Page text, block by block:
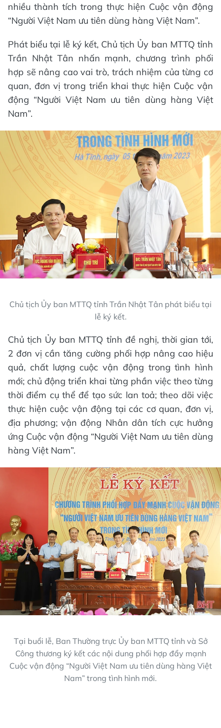
nhiều thành tích trong thực hiện Cuộc vận động
“Người Việt Nam ưu tiên dùng hàng Việt Nam”.
Phát biểu tại lễ ký kết, Chủ tịch Ủy ban MTTQ tỉnh
Trần Nhật Tân nhấn mạnh, chương trình phối
hợp sẽ nâng cao vai trò, trách nhiệm của từng cơ
quan, đơn vị trong triển khai thực hiện Cuộc vận
động “Người Việt Nam ưu tiên dùng hàng Việt
Nam”.
Chủ tịch Ủy ban MTTQ tỉnh Trần Nhật Tân phát biểu tại
lễ ký kết.
Chủ tịch Ủy ban MTTQ tỉnh đề nghị, thời gian tới,
2 đơn vị cần tăng cường phối hợp nâng cao hiệu
quả, chất lượng cuộc vận động trong tình hình
mới; chủ động triển khai từng phần việc theo từng
thời điểm cụ thể để tạo sức lan toả; theo dõi việc
thực hiện cuộc vận động tại các cơ quan, đơn vị,
địa phương; vận động Nhân dân tích cực hưởng
ứng Cuộc vận động “Người Việt Nam ưu tiên dùng
hàng Việt Nam”.
Tại buổi lễ, Ban Thường trực Ủy ban MTTQ tỉnh và Sở
Công thương ký kết các nội dung phối hợp đẩy mạnh
Cuộc vận động “Người Việt Nam ưu tiên dùng hàng Việt
Nam” trong tình hình mới.